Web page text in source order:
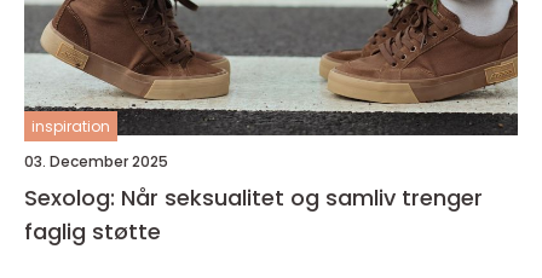
inspiration
03. December 2025
Sexolog: Når seksualitet og samliv trenger
faglig støtte